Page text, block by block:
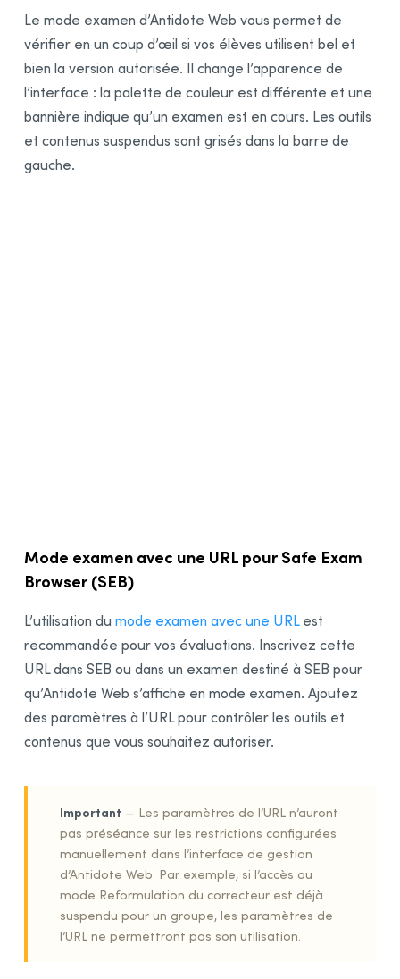
Le mode examen d’Antidote Web vous permet de
vérifier en un coup d’œil si vos élèves utilisent bel et
bien la version autorisée. Il change l’apparence de
l’interface : la palette de couleur est différente et une
bannière indique qu’un examen est en cours. Les outils
et contenus suspendus sont grisés dans la barre de
gauche.
Mode examen avec une URL pour Safe Exam
Browser (SEB)
L’utilisation du mode examen avec une URLest
recommandée pour vos évaluations. Inscrivez cette
URL dans SEB ou dans un examen destiné à SEB pour
qu’Antidote Web s’affiche en mode examen. Ajoutez
des paramètres à l’URL pour contrôler les outils et
contenus que vous souhaitez autoriser.
Important — Les paramètres de l’URL n’auront
pas préséance sur les restrictions configurées
manuellement dans l’interface de gestion
d’Antidote Web. Par exemple, si l’accès au
mode Reformulation du correcteur est déjà
suspendu pour un groupe, les paramètres de
l’URL ne permettront pas son utilisation.